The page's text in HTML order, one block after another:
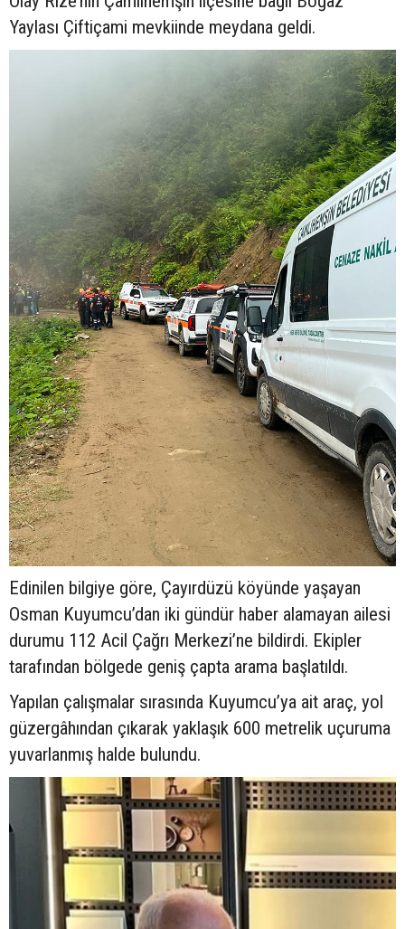
Yaylası Çiftiçami mevkiinde meydana geldi.
Edinilen bilgiye göre, Çayırdüzü köyünde yaşayan
Osman Kuyumcu’dan iki gündür haber alamayan ailesi
durumu 112 Acil Çağrı Merkezi’ne bildirdi. Ekipler
tarafından bölgede geniş çapta arama başlatıldı.
Yapılan çalışmalar sırasında Kuyumcu’ya ait araç, yol
güzergâhından çıkarak yaklaşık 600 metrelik uçuruma
yuvarlanmış halde bulundu.